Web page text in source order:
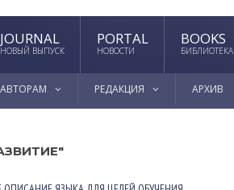
JOURNAL
НОВЫЙ ВЫПУСК
PORTAL
НОВОСТИ
BOOKS
БИБЛИОТЕКА
АВТОРАМ РЕДАКЦИЯ АРХИВ